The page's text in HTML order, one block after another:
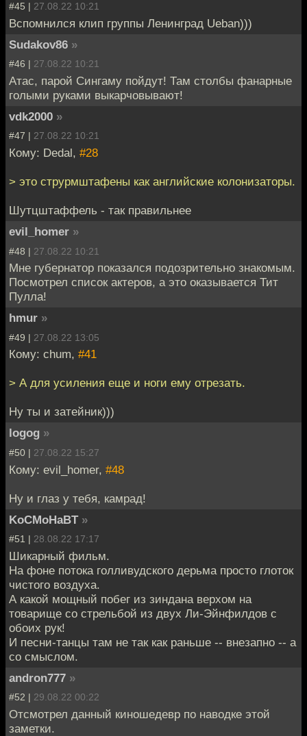
#45 | 27.08.22 10:21
Вспомнился клип группы Ленинград Ueban)))
Sudakov86 »
#46 | 27.08.22 10:21
Атас, парой Сингаму пойдут! Там столбы фанарные
голыми руками выкарчовывают!
vdk2000 »
#47 | 27.08.22 10:21
Кому: Dedal, #28
> это струрмштафены как английские колонизаторы.
Шутцштаффель - так правильнее
evil_homer »
#48 | 27.08.22 10:21
Мне губернатор показался подозрительно знакомым.
Посмотрел список актеров, а это оказывается Тит
Пулла!
hmur »
#49 | 27.08.22 13:05
Кому: chum, #41
> А для усиления еще и ноги ему отрезать.
Ну ты и затейник)))
logog »
#50 | 27.08.22 15:27
Кому: evil_homer, #48
Ну и глаз у тебя, камрад!
KoCMoHaBT »
#51 | 28.08.22 17:17
Шикарный фильм.
На фоне потока голливудского дерьма просто глоток
чистого воздуха.
А какой мощный побег из зиндана верхом на
товарище со стрельбой из двух Ли-Эйнфилдов с
обоих рук!
И песни-танцы там не так как раньше -- внезапно -- а
со смыслом.
andron777 »
#52 | 29.08.22 00:22
Отсмотрел данный киношедевр по наводке этой
заметки.